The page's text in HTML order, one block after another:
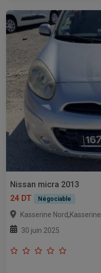
Nissan micra 2013
24 DT
Négociable
Kasserine Nord,Kasserine
30 juin 2025